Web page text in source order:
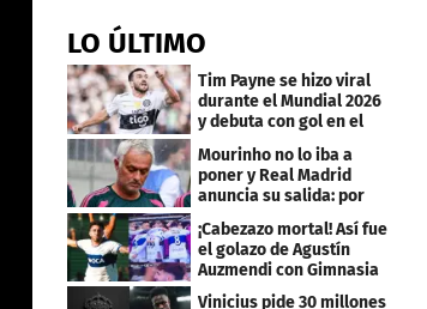
LO ÚLTIMO
Tim Payne se hizo viral
durante el Mundial 2026
y debuta con gol en el
Olimpia
Mourinho no lo iba a
poner y Real Madrid
anuncia su salida: por
¡Cabezazo mortal! Así fue
el golazo de Agustín
Auzmendi con Gimnasia
Vinicius pide 30 millones